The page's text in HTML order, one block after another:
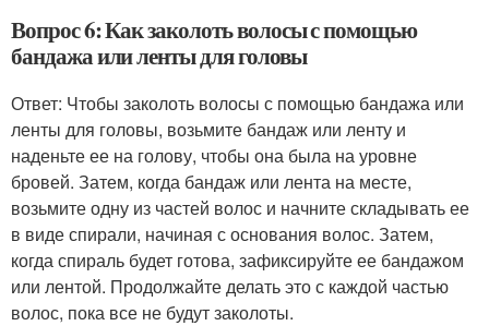
Вопрос 6: Как заколоть волосы с помощью
бандажа или ленты для головы
Ответ: Чтобы заколоть волосы с помощью бандажа или
ленты для головы, возьмите бандаж или ленту и
наденьте ее на голову, чтобы она была на уровне
бровей. Затем, когда бандаж или лента на месте,
возьмите одну из частей волос и начните складывать ее
в виде спирали, начиная с основания волос. Затем,
когда спираль будет готова, зафиксируйте ее бандажом
или лентой. Продолжайте делать это с каждой частью
волос, пока все не будут заколоты.